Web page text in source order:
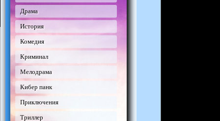
Драма
История
Комедия
Криминал
Мелодрама
Кибер панк
Приключения
Триллер